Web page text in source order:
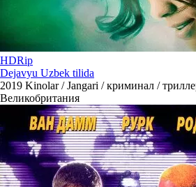
HDRip
Dejavyu Uzbek tilida
2019 Kinolar / Jangari / криминал /
Великобритания